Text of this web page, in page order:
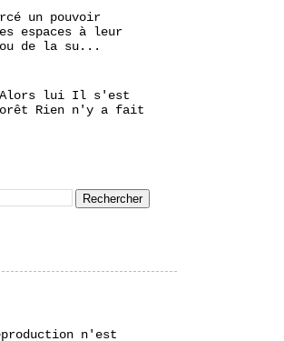
un pouvoir
espaces à leur
de la su...
Alors lui Il s'est
Rien n'y a fait
n'est